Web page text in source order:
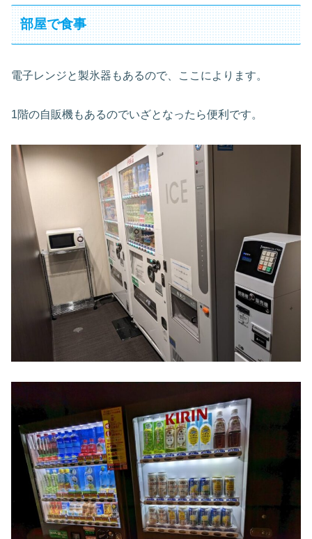
部屋で食事
電子レンジと製氷器もあるので、ここによります。
1階の自販機もあるのでいざとなったら便利です。